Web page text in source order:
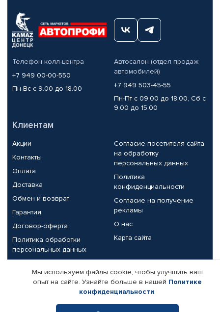
Телефон колл-центра
+7 949 00-00-550
Пн-Вс с 9.00 до 18.00
Автосалон (отдел продаж
автомобилей)
+7 949 503-45-55
Пн-Пт с 09.00 до 18.00, Сб с
9.00 до 15.00
Клиентам
Акции
Контакты
Оплата
Доставка
Обмен и возврат
Гарантия
Договор-оферта
Политика обработки
персональных данных
Согласие посетителя сайта
на обработку
персональных данных
Политика
конфиденциальности
Согласие на получение
рекламы
О нас
Карта сайта
Партнерам
Корпоративным клиентам
Поставщикам
Реквизиты компании
Мы используем файлы cookie, чтобы улучшить ваш
опыт на сайте. Узнайте больше в нашей Политике
конфиденциальности.